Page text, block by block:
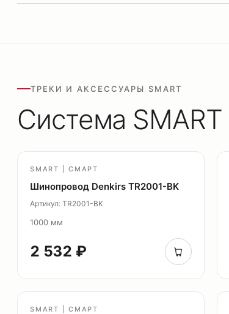
ТРЕКИ И АКСЕССУАРЫ SMART
Система SMART
SMART | СМАРТ
Шинопровод Denkirs TR2001-BK
Артикул: TR2001-BK
1000 мм
2 532 ₽
SMART | СМАРТ